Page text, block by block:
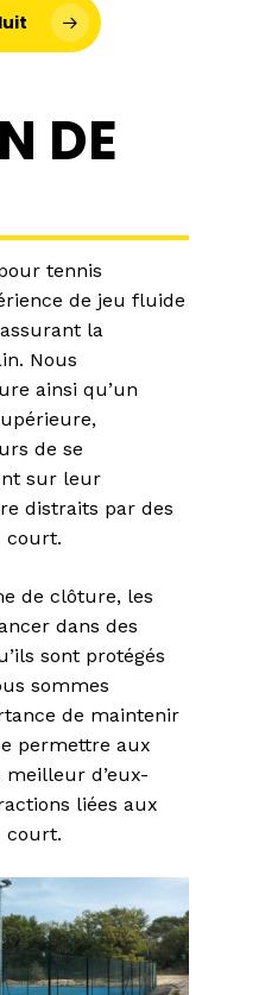
DE
tennis
de jeu fluide
la
Nous
ainsi qu’un
de se
sur leur
distraits par des
court.
de clôture, les
dans des
sont protégés
sommes
de maintenir
permettre aux
d’eux-
liées aux
court.